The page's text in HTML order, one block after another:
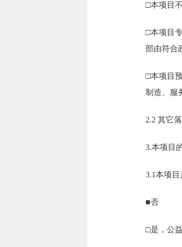
□本项目
□本项目
部由符合
□本项目
制造、服
2.2 其它
3.本项目
3.1本项目
■否
□是，公